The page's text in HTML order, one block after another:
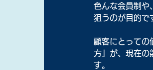
色んな会員制や
狙うのが目的で
顧客にとっての
方」が、現在の
す。